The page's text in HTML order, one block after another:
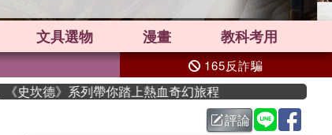
文具選物 漫畫 教科考用
165反詐騙
系列帶你踏上熱血奇幻旅程
評論